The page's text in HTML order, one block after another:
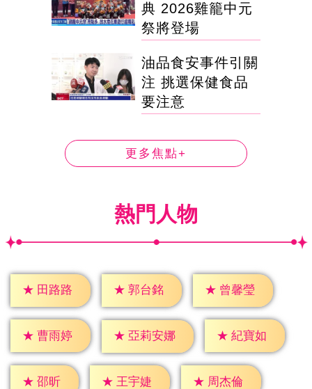
典 2026雞籠中元
祭將登場
油品食安事件引關
注 挑選保健食品
要注意
更多焦點+
熱門人物
★ 田路路 ★ 郭台銘 ★ 曾馨瑩
★ 曹雨婷 ★ 亞莉安娜 ★ 紀寶如
★ 邵昕 ★ 王宇婕 ★ 周杰倫